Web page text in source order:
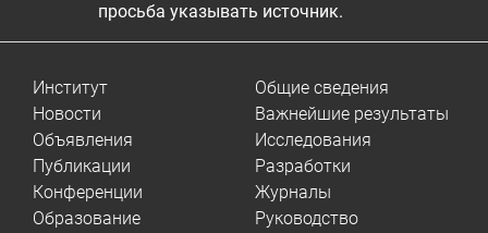
просьба указывать источник.
Институт
Новости
Объявления
Публикации
Конференции
Образование
Общие сведения
Важнейшие результаты
Исследования
Разработки
Журналы
Руководство